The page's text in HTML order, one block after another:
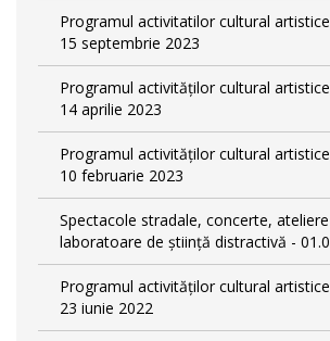
Programul activitatilor cultural
15 septembrie 2023
Programul activităților cultural
14 aprilie 2023
Programul activităților cultural
10 februarie 2023
Spectacole stradale, concerte,
laboratoare de știință distractivă -
Programul activităților cultural
23 iunie 2022